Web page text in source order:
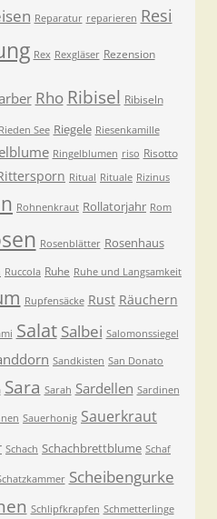
Reparatur reparieren Resi
Rex Rexgläser Rezension
Rho Ribisel Ribiseln
Rieden See Riegele Riesenkamille
Ringelblumen riso Risotto
Ritual Rituale Rizinus
Rohnenkraut Rollatorjahr Rom
Rosenblätter Rosenhaus
Ruccola Ruhe Ruhe und Langsamkeit
Rupfensäcke Rust Räuchern
Salat Salbei Salomonssiegel
Sandkisten San Donato
Sara Sarah Sardellen Sardinen
Sauerhonig Sauerkraut
Schach Schachbrettblume Schaf
Scheibengurke
Schlipfkrapfen Schmetterlinge